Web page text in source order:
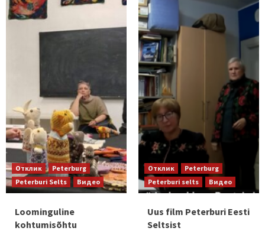
Отклик
Peterburg
Peterburi Selts
Видео
Loominguline
kohtumisõhtu
Отклик
Peterburg
Peterburi selts
Видео
Uus film Peterburi Eesti
Seltsist